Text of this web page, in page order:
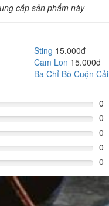
cấp sản phẩm này
Sting 15.000đ
Cam Lon 15.000đ
Ba Chỉ Bò Cuộn Cải
0
0
0
0
0